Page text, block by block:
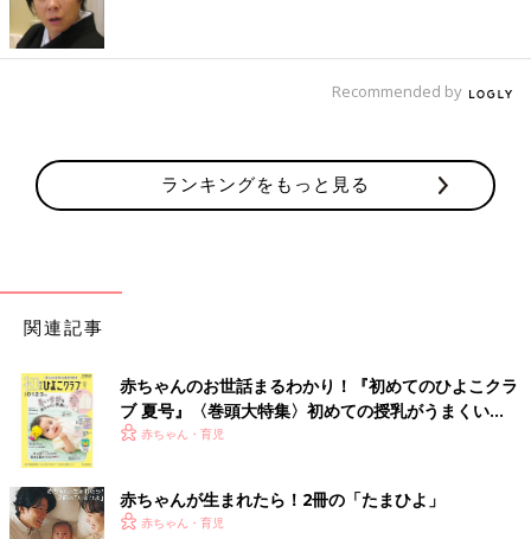
Recommended by
ランキングをもっと見る
関連記事
赤ちゃんのお世話まるわかり！『初めてのひよこクラ
ブ 夏号』〈巻頭大特集〉初めての授乳がうまくい
く！ おっぱい・ミルクの基本と夏のトラブル 解決テ
赤ちゃん・育児
赤ちゃんが生まれたら！2冊の「たまひよ」
赤ちゃん・育児